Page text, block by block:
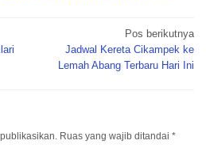
Pos berikutnya
Jadwal Kereta Cikampek ke
Lemah Abang Terbaru Hari Ini
Ruas yang wajib ditandai *